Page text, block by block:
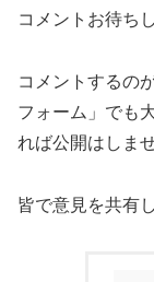
コメントお
コメントするの
フォーム」でも
れば公開
皆で意見を共有